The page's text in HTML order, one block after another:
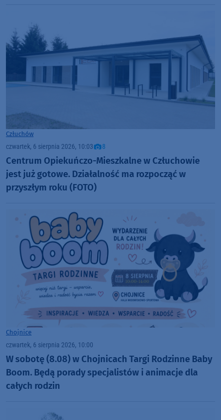
Człuchów
czwartek, 6 sierpnia 2026, 10:03 8
Centrum Opiekuńczo-Mieszkalne w Człuchowie
jest już gotowe. Działalność ma rozpocząć w
przyszłym roku (FOTO)
Chojnice
czwartek, 6 sierpnia 2026, 10:00
W sobotę (8.08) w Chojnicach Targi Rodzinne Baby
Boom. Będą porady specjalistów i animacje dla
całych rodzin